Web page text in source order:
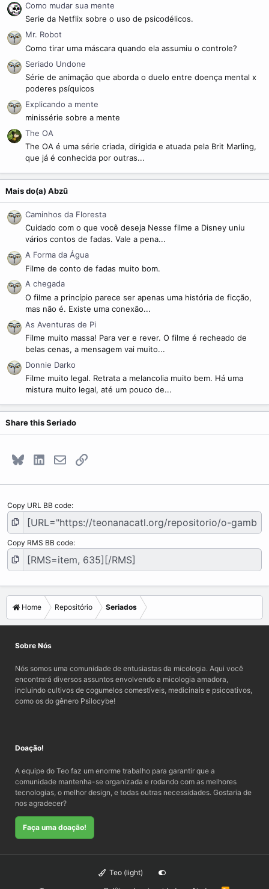
Como mudar sua mente
Serie da Netflix sobre o uso de psicodélicos.
Mr. Robot
Como tirar uma máscara quando ela assumiu o controle?
Seriado Undone
Série de animação que aborda o duelo entre doença mental x
poderes psíquicos
Explicando a mente
minissérie sobre a mente
The OA
The OA é uma série criada, dirigida e atuada pela Brit Marling,
que já é conhecida por outras...
Mais do(a) Abzû
Caminhos da Floresta
Cuidado com o que você deseja Nesse filme a Disney uniu
vários contos de fadas. Vale a pena...
A Forma da Água
Filme de conto de fadas muito bom.
A chegada
O filme a princípio parece ser apenas uma história de ficção,
mas não é. Existe uma conexão...
As Aventuras de Pi
Filme muito massa! Para ver e rever. O filme é recheado de
belas cenas, a mensagem vai muito...
Donnie Darko
Filme muito legal. Retrata a melancolia muito bem. Há uma
mistura muito legal, até um pouco de...
Share this Seriado
BlueskyLinkedInE-mailLink
Copy URL BB code
Copy RMS BB code
Home Repositório Seriados
Sobre Nós
Nós somos uma comunidade de entusiastas da micologia. Aqui você
encontrará diversos assuntos envolvendo a micologia amadora,
incluindo cultivos de cogumelos comestíveis, medicinais e psicoativos,
como os do gênero Psilocybe!
Doação!
A equipe do Teo faz um enorme trabalho para garantir que a
comunidade mantenha-se organizada e rodando com as melhores
tecnologias, o melhor design, e todas outras necessidades. Gostaria de
nos agradecer?
Faça uma doação!
Teo (light)